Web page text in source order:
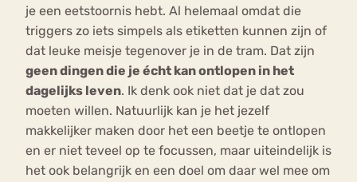
je een eetstoornis hebt. Al helemaal omdat die
triggers zo iets simpels als etiketten kunnen zijn of
dat leuke meisje tegenover je in de tram. Dat zijn
geen dingen die je écht kan ontlopen in het
dagelijks leven. Ik denk ook niet dat je dat zou
moeten willen. Natuurlijk kan je het jezelf
makkelijker maken door het een beetje te ontlopen
en er niet teveel op te focussen, maar uiteindelijk is
het ook belangrijk en een doel om daar wel mee om